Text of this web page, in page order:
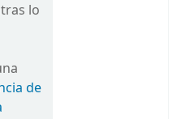
lo
de